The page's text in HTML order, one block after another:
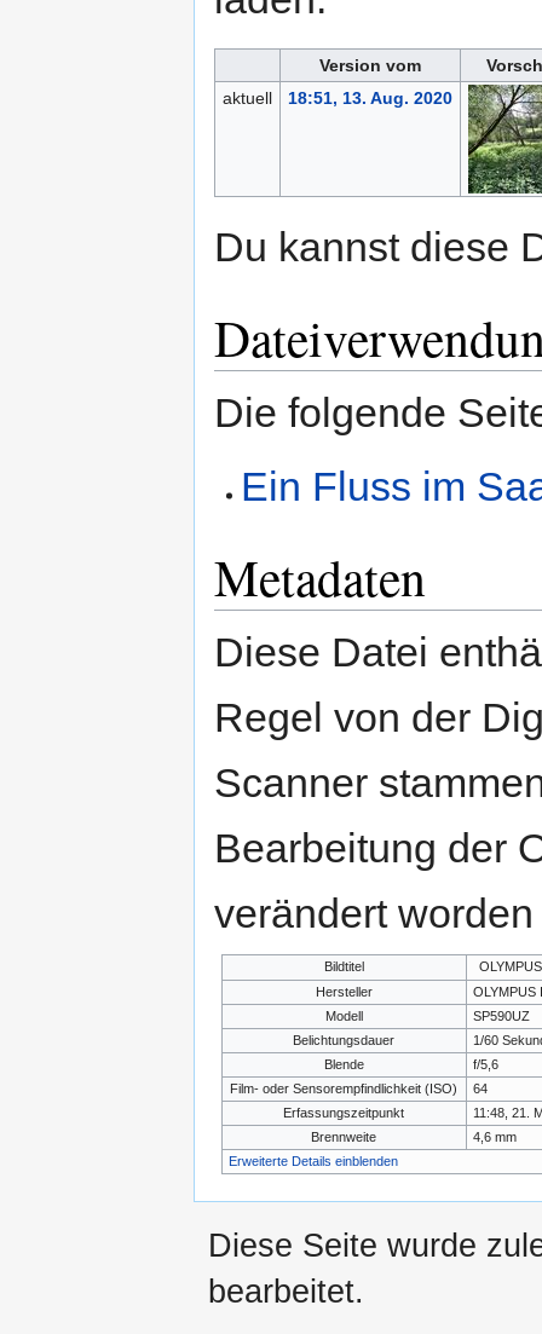
Version vom
aktuell
18:51, 13. Aug. 2020
Du kannst diese
Die folgende
Ein Fluss im
Metadaten
Diese Datei
Regel von der
Scanner
Bearbeitung der
verändert
Bildtitel
Hersteller
OLYMPUS
Modell
SP590UZ
Belichtungsdauer
1/60
Blende
f/5,6
Film- oder Sensorempfindlichkeit (ISO)
64
Erfassungszeitpunkt
11:48, 21.
Brennweite
4,6 mm
Erweiterte Details einblenden
Diese Seite wurde
bearbeitet.